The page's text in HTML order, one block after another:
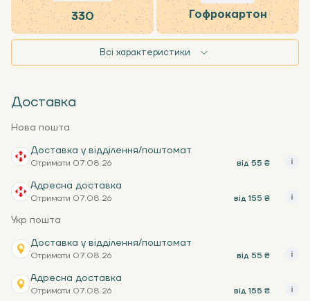
330 Гофрокартон
Всі характеристики
Доставка
Нова пошта
Доставка у відділення/поштомат
Отримати 07.08.26 від 55 ₴
Адресна доставка
Отримати 07.08.26 від 155 ₴
Укр пошта
Доставка у відділення/поштомат
Отримати 07.08.26 від 55 ₴
Адресна доставка
Отримати 07.08.26 від 155 ₴